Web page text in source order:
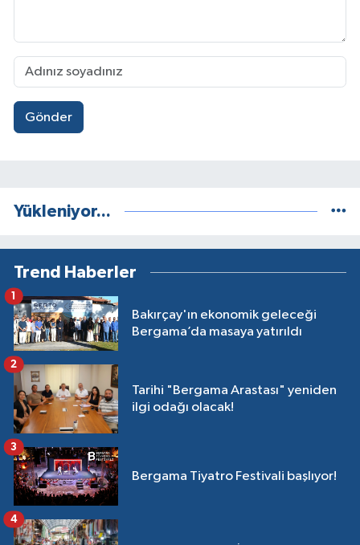
Gönder
Yükleniyor...
Trend Haberler
Bakırçay'ın ekonomik geleceği
Bergama’da masaya yatırıldı
1
Tarihi "Bergama Arastası" yeniden
ilgi odağı olacak!
2
Bergama Tiyatro Festivali başlıyor!
3
4